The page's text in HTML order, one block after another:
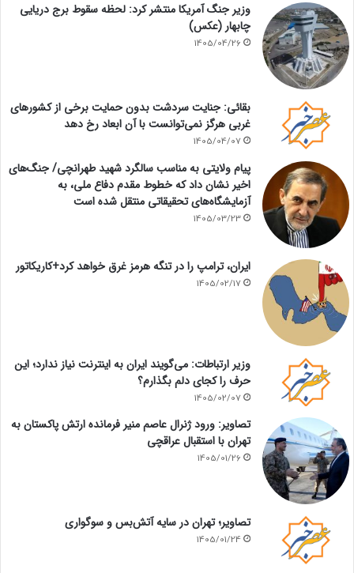
وزیر جنگ آمریکا منتشر کرد: لحظه سقوط برج دریایی
چابهار (عکس)
1405/04/26
بقائی: جنایت سردشت بدون حمایت برخی از کشورهای
غربی هرگز نمی‌توانست با آن ابعاد رخ دهد
1405/04/07
پیام ولایتی به مناسب سالگرد شهید طهرانچی/ جنگ‌های
اخیر نشان داد که خطوط مقدم دفاع ملی، به
آزمایشگاه‌های تحقیقاتی منتقل شده است
1405/03/23
ایران، ترامپ را در تنگه هرمز غرق خواهد کرد+کاریکاتور
1405/02/17
وزیر ارتباطات: می‌گویند ایران به اینترنت نیاز ندارد؛ این
حرف را کجای دلم بگذارم؟
1405/02/07
تصاویر: ورود ژنرال عاصم منیر فرمانده ارتش پاکستان به
تهران با استقبال عراقچی
1405/01/26
تصاویر؛ تهران در سایه آتش‌بس و سوگواری
1405/01/24